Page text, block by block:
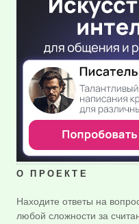
О ПРОЕКТЕ
Находите ответы на
любой сложности за